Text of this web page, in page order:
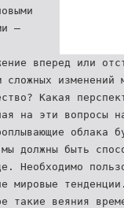
–
вперед или
сложных изменений
Какая
на эти вопросы
облака
должны быть
Необходимо
мировые тенденции.
такие веяния